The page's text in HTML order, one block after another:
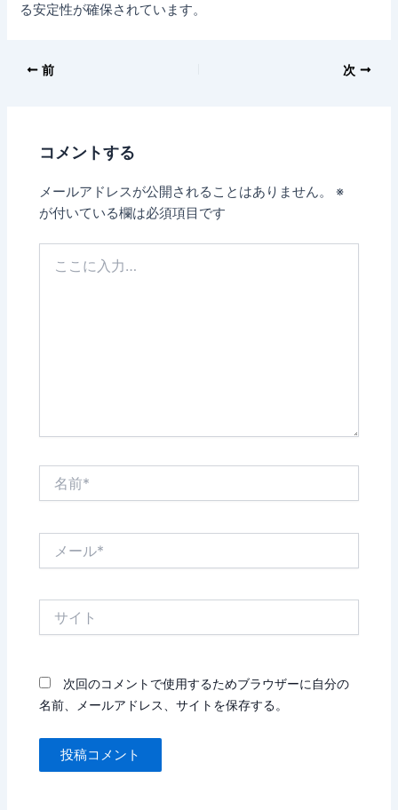
る安定性が確保されています。
前 次
コメントする
メールアドレスが公開されることはありません。
※
が付いている欄は必須項目です
次回のコメントで使用するためブラウザーに自分の
名前、メールアドレス、サイトを保存する。